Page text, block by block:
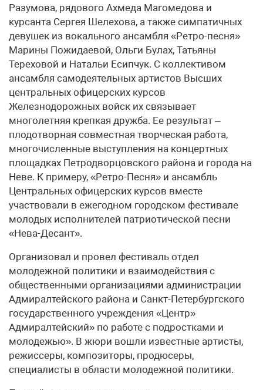
Разумова, рядового Ахмеда Магомедова и
курсанта Сергея Шелехова, а также симпатичных
девушек из вокального ансамбля «Ретро-песня»
Марины Пожидаевой, Ольги Булах, Татьяны
Тереховой и Натальи Есипчук. С коллективом
ансамбля самодеятельных артистов Высших
центральных офицерских курсов
Железнодорожных войск их связывает
многолетняя крепкая дружба. Ее результат –
плодотворная совместная творческая работа,
многочисленные выступления на концертных
площадках Петродворцовского района и города на
Неве. К примеру, «Ретро-Песня» и ансамбль
Центральных офицерских курсов вместе
участвовали в ежегодном городском фестивале
молодых исполнителей патриотической песни
«Нева-Десант».
Организовал и провел фестиваль отдел
молодежной политики и взаимодействия с
общественными организациями администрации
Адмиралтейского района и Санкт-Петербургского
государственного учреждения «Центр»
Адмиралтейский» по работе с подростками и
молодежью». В жюри вошли известные артисты,
режиссеры, композиторы, продюсеры,
специалисты в области молодежной политики.